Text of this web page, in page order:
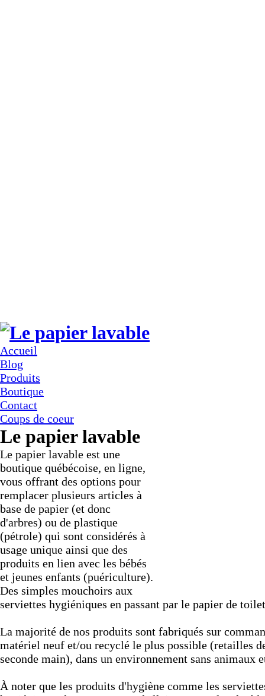
Accueil
Blog
Produits
Boutique
Contact
Coups de coeur
Le papier lavable
Le papier lavable est une
boutique québécoise, en ligne,
vous offrant des options pour
remplacer plusieurs articles à
base de papier (et donc
d'arbres) ou de plastique
(pétrole) qui sont considérés à
usage unique ainsi que des
produits en lien avec les bébés
et jeunes enfants (puériculture).
Des simples mouchoirs aux
serviettes hygiéniques en passant par le papier de
La majorité de nos produits sont fabriqués sur
matériel neuf et/ou recyclé le plus possible (retailles
seconde main), dans un environnement sans animaux
À noter que les produits d'hygiène comme les